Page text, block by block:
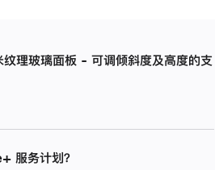
玻璃面板 - 可调倾斜度及高度的支
服务计划？